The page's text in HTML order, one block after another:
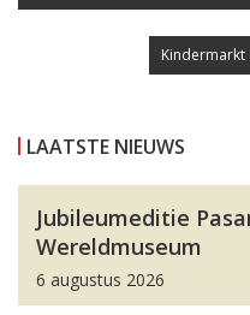
LAATSTE NIEUWS
Jubileumeditie
Wereldmuseum
6 augustus 2026